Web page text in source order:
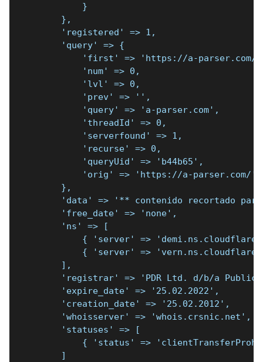
            }
        },
        'registered' => 1,
        'query' => {
'first' => 'https://a-parser.com/
            'num' => 0,
            'lvl' => 0,
            'prev' => '',
            'query' => 'a-parser.com',
            'threadId' => 0,
            'serverfound' => 1,
            'recurse' => 0,
            'queryUid' => 'b44b65',
            'orig' => 'https://a-parser.com/'
        },
'data' => '** contenido recortado
        'free_date' => 'none',
        'ns' => [
{ 'server' =>
{ 'server' =>
        ],
'registrar' => 'PDR Ltd. d/b/a
        'expire_date' => '25.02.2022',
        'creation_date' => '25.02.2012',
        'whoisserver' => 'whois.crsnic.net',
        'statuses' => [
{ 'status' =>
        ]